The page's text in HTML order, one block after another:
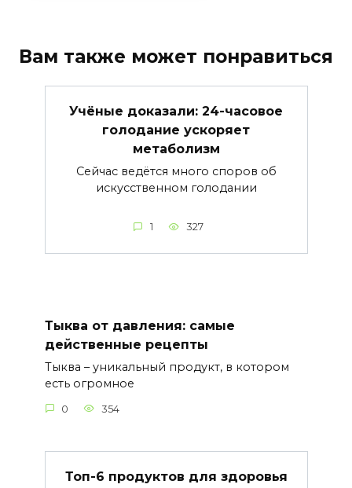
Вам также может понравиться
Учёные доказали: 24-часовое
голодание ускоряет
метаболизм
Сейчас ведётся много споров об
искусственном голодании
1 327
Тыква от давления: самые
действенные рецепты
Тыква – уникальный продукт, в котором
есть огромное
0 354
Топ-6 продуктов для здоровья